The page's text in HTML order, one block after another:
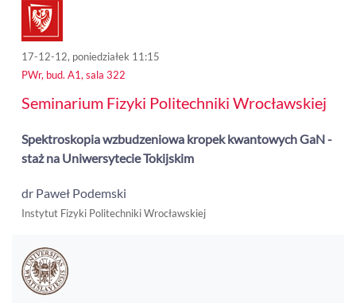
17-12-12, poniedziałek 11:15
PWr, bud. A1, sala 322
Seminarium Fizyki Politechniki Wrocławskiej
Spektroskopia wzbudzeniowa kropek kwantowych GaN -
staż na Uniwersytecie Tokijskim
dr Paweł Podemski
Instytut Fizyki Politechniki Wrocławskiej